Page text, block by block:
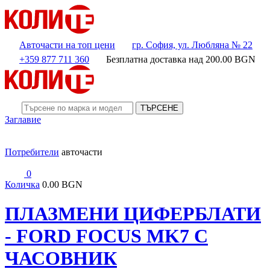
Авточасти на топ цени
гр. София, ул. Любляна № 22
+359 877 711 360
Безплатна доставка над 200.00 BGN
ТЪРСЕНЕ
Заглавие
Потребители авточасти
0
Количка 0.00 BGN
ПЛАЗМЕНИ ЦИФЕРБЛАТИ
- FORD FOCUS MK7 С
ЧАСОВНИК